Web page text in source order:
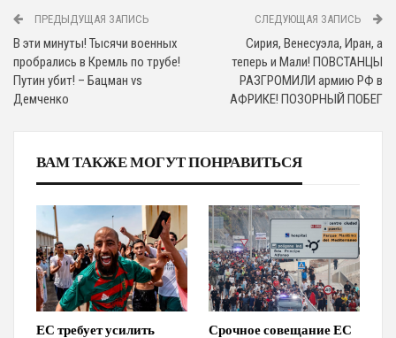
ПРЕДЫДУЩАЯ ЗАПИСЬ
В эти минуты! Тысячи военных
пробрались в Кремль по трубе!
Путин убит! – Бацман vs
Демченко
СЛЕДУЮЩАЯ ЗАПИСЬ
Сирия, Венесуэла, Иран, а
теперь и Мали! ПОВСТАНЦЫ
РАЗГРОМИЛИ армию РФ в
АФРИКЕ! ПОЗОРНЫЙ ПОБЕГ
ВАМ ТАКЖЕ МОГУТ ПОНРАВИТЬСЯ
ЕС требует усилить
Срочное совещание ЕС